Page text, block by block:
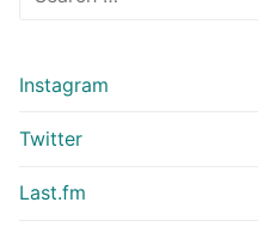
Instagram
Twitter
Last.fm